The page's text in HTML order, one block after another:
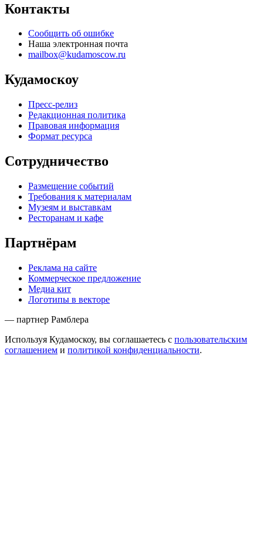
Контакты
Сообщить об ошибке
Наша электронная почта
mailbox@kudamoscow.ru
Кудамоскоу
Пресс-релиз
Редакционная политика
Правовая информация
Формат ресурса
Сотрудничество
Размещение событий
Требования к материалам
Музеям и выставкам
Ресторанам и кафе
Партнёрам
Реклама на сайте
Коммерческое предложение
Медиа кит
Логотипы в векторе
— партнер Рамблера
Используя Кудамоскоу, вы соглашаетесь с пользовательским
соглашением и политикой конфиденциальности.